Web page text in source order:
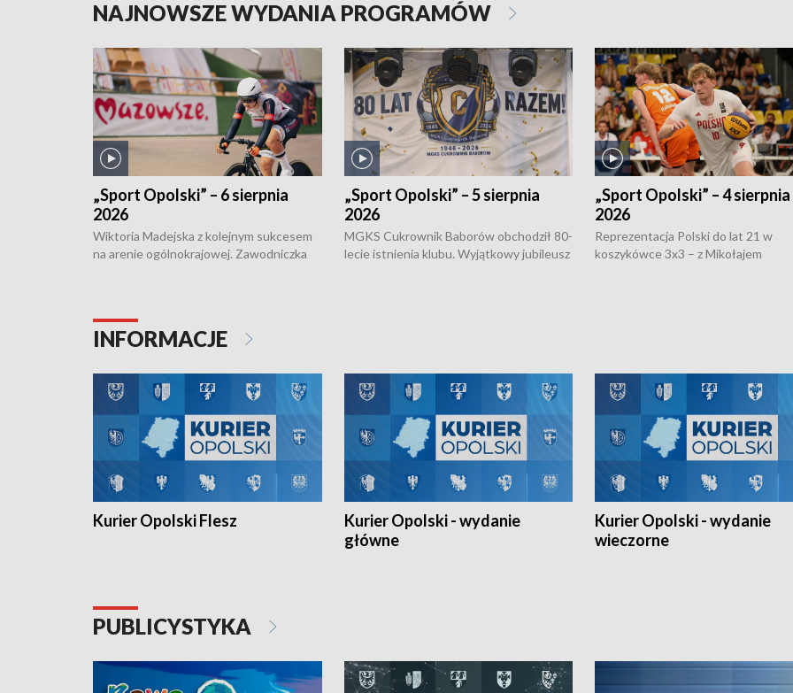
NAJNOWSZE WYDANIA PROGRAMÓW
„Sport Opolski” – 6 sierpnia
2026
Wiktoria Madejska z kolejnym sukcesem
na arenie ogólnokrajowej. Zawodniczka
torowym.
„Sport Opolski” – 5 sierpnia
2026
MGKS Cukrownik Baborów obchodził 80-
lecie istnienia klubu. Wyjątkowy jubileusz
„Sport Opolski” – 4 sierpnia
2026
Reprezentacja Polski do lat 21 w
koszykówce 3x3 – z Mikołajem
INFORMACJE
Kurier Opolski Flesz
Kurier Opolski - wydanie
główne
Kurier Opolski - wydanie
wieczorne
PUBLICYSTYKA